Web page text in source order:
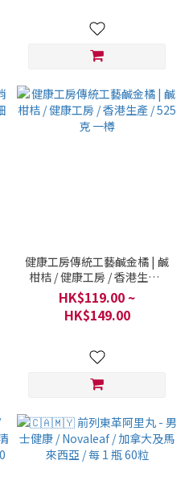
健康工房傳統工藝鹹金橘 | 鹹
柑桔 / 健康工房 / 香港生產 /
525克 一樽
HK$119.00 ~
HK$149.00